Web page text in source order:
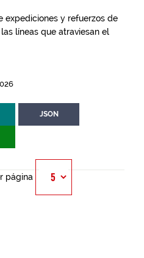
expediciones y refuerzos de
líneas que atraviesan el
JSON
página